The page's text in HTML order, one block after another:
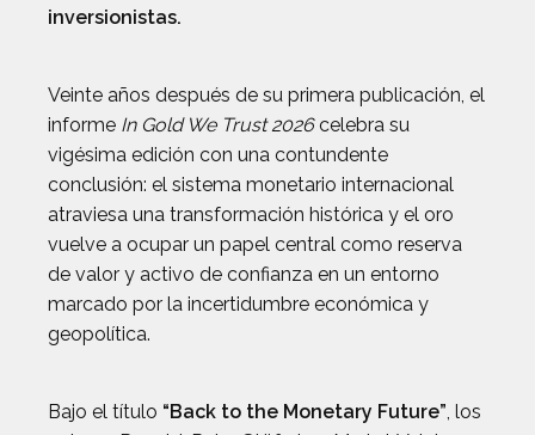
inversionistas.
Veinte años después de su primera publicación, el
informe In Gold We Trust 2026celebra su
vigésima edición con una contundente
conclusión: el sistema monetario internacional
atraviesa una transformación histórica y el oro
vuelve a ocupar un papel central como reserva
de valor y activo de confianza en un entorno
marcado por la incertidumbre económica y
geopolítica.
Bajo el título “Back to the Monetary Future”, los